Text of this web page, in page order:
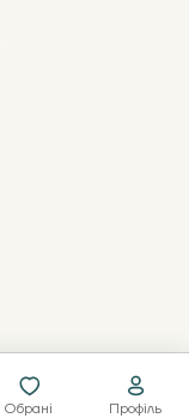
Обрані Профіль
В один клік
Designed By: